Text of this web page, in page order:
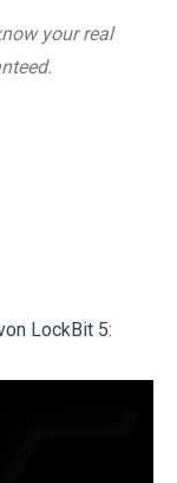
your real
LockBit 5: